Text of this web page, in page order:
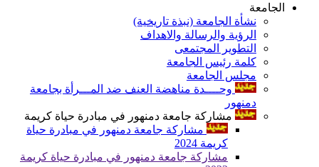
الجامعة
نشأة الجامعة (نبذة تاريخية)
الرؤية والرسالة والاهداف
التطوير المجتمعى
كلمة رئيس الجامعة
مجلس الجامعة
وحــــدة مناهضة العنف ضد المـــرأة بجامعة
دمنهور
مشاركة جامعة دمنهور في مبادرة حياة كريمة
مشاركة جامعة دمنهور في مبادرة حياة
كريمة 2024
مشاركة جامعة دمنهور في مبادرة حياة كريمة